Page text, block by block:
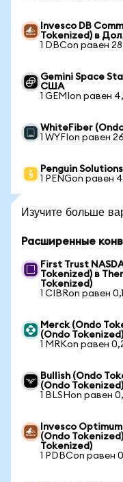
Invesco DB
Tokenized) в
1 DBCon равен
Gemini Space
США
1 GEMIon равен
WhiteFiber
1 WYFIon равен
Penguin
1 PENGon равен
Изучите больше
Расширенные
First Trust
Tokenized) в
Tokenized)
1 CIBRon равен
Merck (Ondo
(Ondo Tokenized)
1 MRKon равен
Bullish (Ondo
(Ondo Tokenized)
1 BLSHon равен
Invesco
(Ondo
Tokenized)
1 PDBCon равен